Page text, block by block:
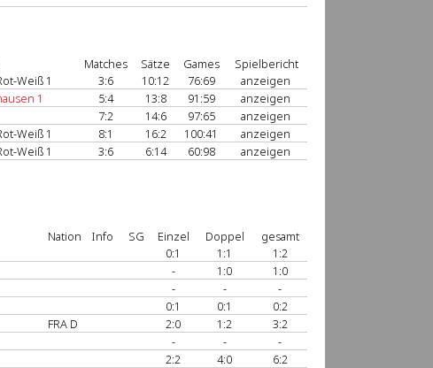
Matches Sätze Games
Spielbericht
Weiß 1 3:6 10:12 76:69
anzeigen
1 5:4 13:8 91:59
anzeigen
7:2 14:6 97:65
anzeigen
Weiß 1 8:1 16:2 100:41
anzeigen
Weiß 1 3:6 6:14 60:98 anzeigen
Nation Info SG Einzel Doppel
gesamt
0:1 1:1
1:2
- 1:0
1:0
- -
-
0:1 0:1
0:2
FRA D 2:0 1:2
3:2
- -
-
2:2 4:0
6:2